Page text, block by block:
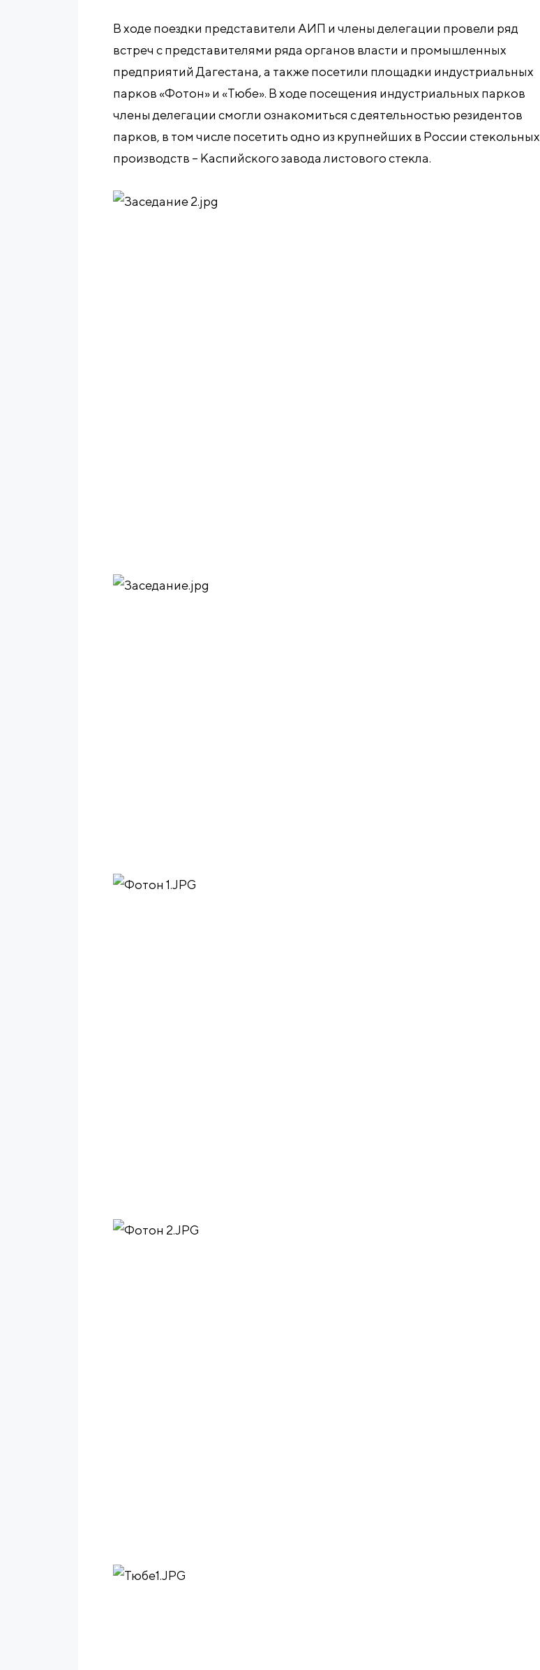
В ходе поездки представители АИП и члены делегации провели ряд
встреч с представителями ряда органов власти и промышленных
предприятий Дагестана, а также посетили площадки индустриальных
парков «Фотон» и «Тюбе». В ходе посещения индустриальных парков
члены делегации смогли ознакомиться с деятельностью резидентов
парков, в том числе посетить одно из крупнейших в России стекольных
производств – Каспийского завода листового стекла.